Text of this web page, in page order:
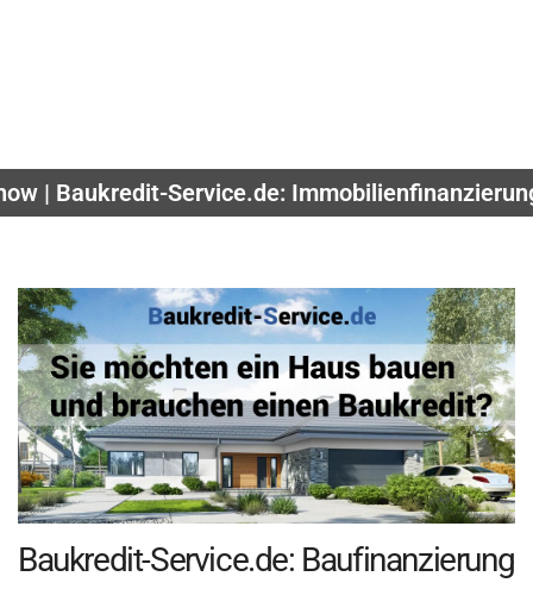
| Baukredit-Service.de:
Baukredit-Service.de: Baufinanzierung